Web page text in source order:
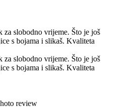
za slobodno vrijeme. Što je još
s bojama i slikaš. Kvaliteta
za slobodno vrijeme. Što je još
s bojama i slikaš. Kvaliteta